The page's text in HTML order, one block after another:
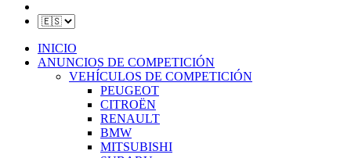
INICIO
ANUNCIOS DE COMPETICIÓN
VEHÍCULOS DE COMPETICIÓN
PEUGEOT
CITROËN
RENAULT
BMW
MITSUBISHI